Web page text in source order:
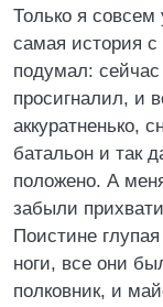
Только я совсем
самая история с
подумал:
просигналил, и
аккуратненько,
батальон и так
положено. А
забыли
Поистине
ноги, все они
полковник, и